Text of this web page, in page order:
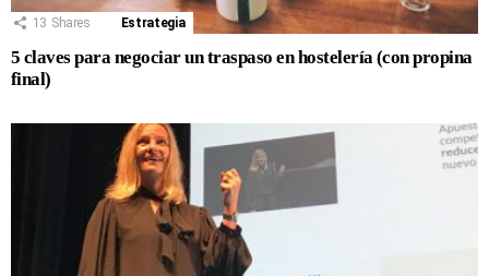
13 Shares Estrategia
5 claves para negociar un traspaso en hostelería (con propina
final)